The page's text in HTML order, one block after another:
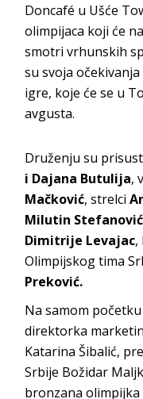
Doncafé u Ušće
olimpijaca koji će
smotri vrhunskih
su svoja
igre, koje će se u
avgusta.
Druženju su
i Dajana Butulija,
Mačković, strelci
Milutin
Dimitrije Levajac,
Olimpijskog tima
Preković.
Na samom
direktorka
Katarina Šibalić,
Srbije Božidar
bronzana olimpijka